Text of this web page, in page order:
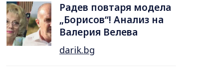
Радев повтаря модела
„Борисов“! Анализ на
Валерия Велева
darik.bg